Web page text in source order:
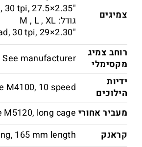
צמיגים
30 tpi, 27.5×2.35"
גודל: M , L , XL
30 tpi, 29×2.30"
רוחב צמיג
מקסימלי
See manufacturer
ידיות
הילוכים
M4100, 10 speed
מעביר אחורי M5120, long cage
קראנק
165 mm length